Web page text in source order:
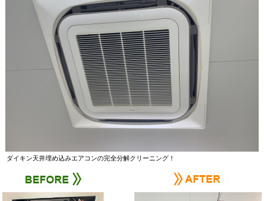
ダイキン天井埋め込みエアコンの完全分解クリーニング！